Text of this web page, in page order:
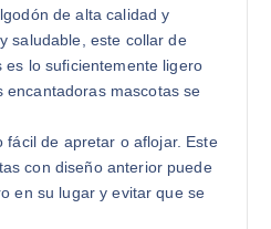
de alta calidad y
saludable, este collar de
es lo suficientemente ligero
encantadoras mascotas se
fácil de apretar o aflojar. Este
con diseño anterior puede
en su lugar y evitar que se